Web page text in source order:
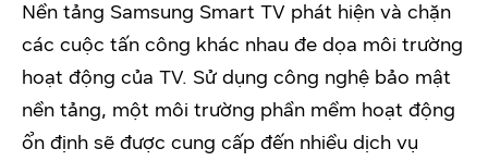
Nền tảng Samsung Smart TV phát hiện và chặn
các cuộc tấn công khác nhau đe dọa môi trường
hoạt động của TV. Sử dụng công nghệ bảo mật
nền tảng, một môi trường phần mềm hoạt động
ổn định sẽ được cung cấp đến nhiều dịch vụ